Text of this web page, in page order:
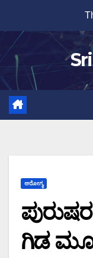
content
ಆರೋಗ್ಯ
ಗಿಡ